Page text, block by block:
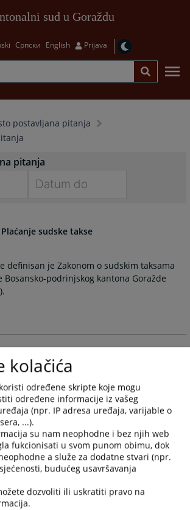
sud u Goraždu
Српски English Prijava
postavljana pitanja
pitanja
to
the
calendar
the
mark
key
to
get
the
keyboard
shortcuts
for
Plaćanje sudske takse
definisan je Zakonom o sudskim taksama
Bosansko-podrinjskog kantona Goražde
predmetu?
koji se vodi u ovom sudu daje
u pisarnici suda ili stranka informacije
putem JKP (jedinstvenog pristupnog
dobije u pisarnici prilikom prijema
Kako mogu doći do sudije u postupku?
kolačića
određene skripte koje mogu
određene informacije iz vašeg
(npr. IP adresa uređaja, varijable o
...).
su nam neophodne i bez njih web
fukcionisati u svom punom obimu, dok
a služe za dodatne stvari (npr.
budućeg usavršavanja
dozvoliti ili uskratiti pravo na